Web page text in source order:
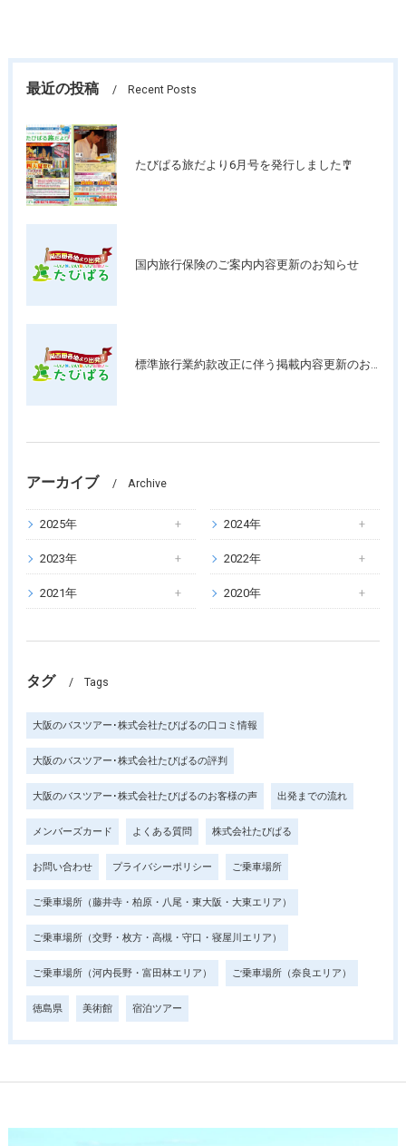
最近の投稿 Recent Posts
たびぱる旅だより6月号を発行しました🎐
国内旅行保険のご案内内容更新のお知らせ
アーカイブ Archive
2025年 2024年
2023年 2022年
2021年 2020年
タグ Tags
大阪のバスツアー･株式会社たびぱるの口コミ情報
大阪のバスツアー･株式会社たびぱるの評判
大阪のバスツアー･株式会社たびぱるのお客様の声 出発までの流れ
メンバーズカード よくある質問 株式会社たびぱる
お問い合わせ プライバシーポリシー ご乗車場所
ご乗車場所（藤井寺・柏原・八尾・東大阪・大東エリア）
ご乗車場所（交野・枚方・高槻・守口・寝屋川エリア）
ご乗車場所（河内長野・富田林エリア） ご乗車場所（奈良エリア）
徳島県 美術館 宿泊ツアー